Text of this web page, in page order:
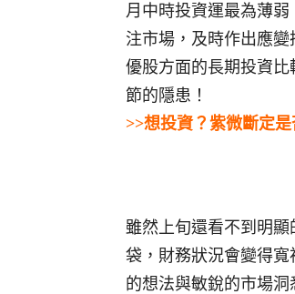
月中時投資運最為薄
注市場，及時作出應
優股方面的長期投資
節的隱患！
>>想投資？紫微斷定
雖然上旬還看不到明
袋，財務狀況會變得
的想法與敏銳的市場